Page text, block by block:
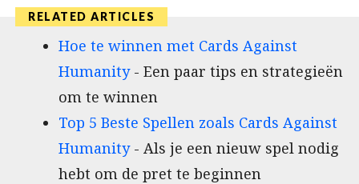
Hoe te winnen met Cards Against
Humanity- Een paar tips en strategieën
om te winnen
Top 5 Beste Spellen zoals Cards Against
Humanity- Als je een nieuw spel nodig
hebt om de pret te beginnen